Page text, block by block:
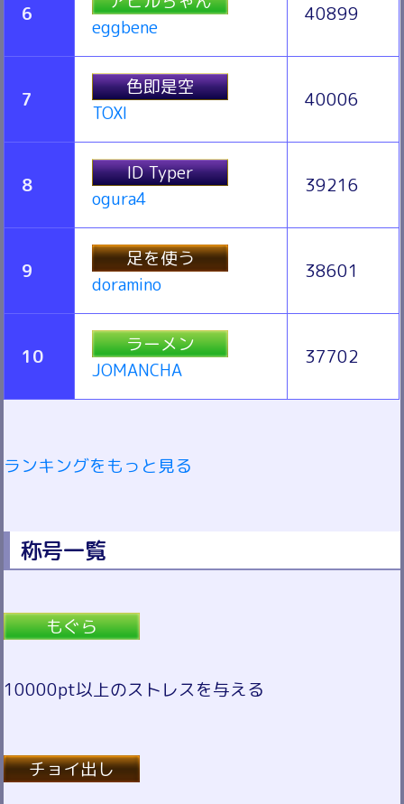
6
eggbene
40899
7
色即是空
TOXI
40006
8
ID Typer
ogura4
39216
9
足を使う
doramino
38601
10
ラーメン
JOMANCHA
37702
ランキングをもっと見る
称号一覧
もぐら
10000pt以上のストレスを与える
チョイ出し